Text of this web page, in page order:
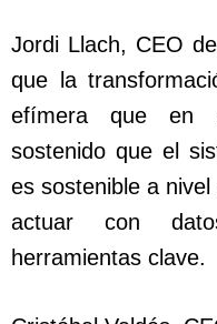
Jordi Llach, CEO
que la
efímera que en
sostenido que el
es sostenible a
actuar con
herramientas clave.